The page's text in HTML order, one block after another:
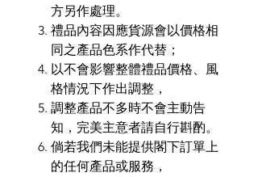
方另作處理。
禮品內容因應貨源會以價格相
同之產品色系作代替；
以不會影響整體禮品價格、風
格情況下作出調整，
調整產品不多時不會主動告
知，完美主意者請自行斟酌。
倘若我們未能提供閣下訂單上
的任何產品或服務，